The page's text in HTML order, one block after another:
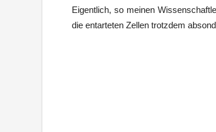
Eigentlich, so meinen
die entarteten Zellen trotzdem